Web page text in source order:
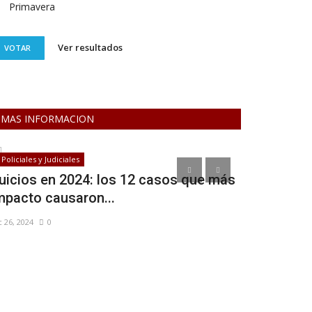
Primavera
VOTAR Ver resultados
MAS INFORMACION
Policiales y Judiciales
en 2024: los 12 casos que más
causaron...
26, 2024 0